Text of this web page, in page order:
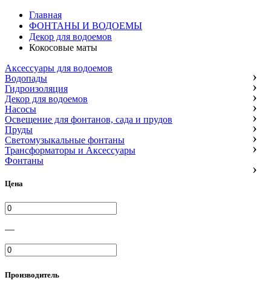
Главная
ФОНТАНЫ И ВОДОЕМЫ
Декор для водоемов
Кокосовые маты
Аксессуары для водоемов
Водопады
Гидроизоляция
Декор для водоемов
Насосы
Освещение для фонтанов, сада и прудов
Пруды
Светомузыкальные фонтаны
Трансформаторы и Аксессуары
Фонтаны
Цена
—
Производитель